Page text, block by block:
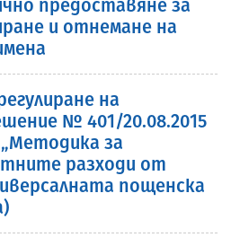
предоставяне за
и отнемане на
на
№ 401/20.08.2015
за
разходи от
пощенска